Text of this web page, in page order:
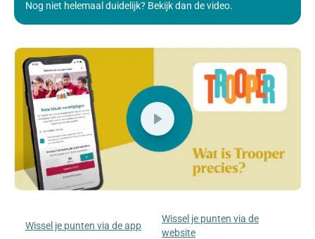
Nog niet helemaal duidelijk? Bekijk dan de video.
Wissel je punten via de app
Wissel je punten via de
website